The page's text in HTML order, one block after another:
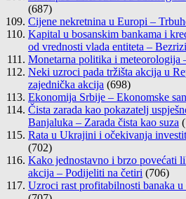
(687)
Cijene nekretnina u Europi –
Kapital u bosanskim bankama i
od vrednosti vlada entiteta –
Monetarna politika i meteorologija
Neki uzroci pada tržišta akcija u
zajednička akcija (698)
Ekonomija Srbije – Ekonomske
Čista zarada kao pokazatelj
Banjaluka – Zarada čista kao suza
Rata u Ukrajini i očekivanja
(702)
Kako jednostavno i brzo povećati
akcija – Podijeliti na četiri (706)
Uzroci rast profitabilnosti banaka